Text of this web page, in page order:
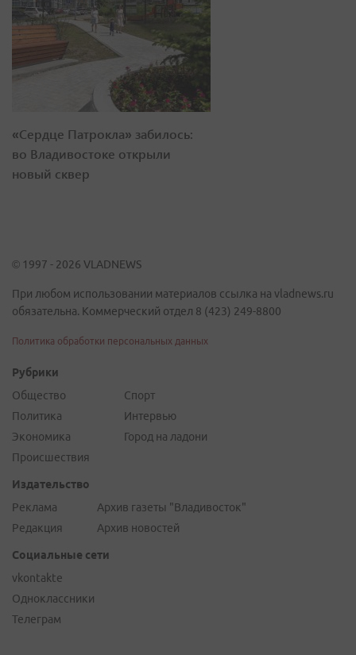
«Сердце Патрокла» забилось:
во Владивостоке открыли
новый сквер
© 1997 - 2026 VLADNEWS
При любом использовании материалов ссылка на vladnews.ru
обязательна. Коммерческий отдел 8 (423) 249-8800
Политика обработки персональных данных
Рубрики
Общество
Политика
Экономика
Происшествия
Спорт
Интервью
Город на ладони
Издательство
Реклама
Редакция
Архив газеты "Владивосток"
Архив новостей
Социальные сети
vkontakte
Одноклассники
Телеграм